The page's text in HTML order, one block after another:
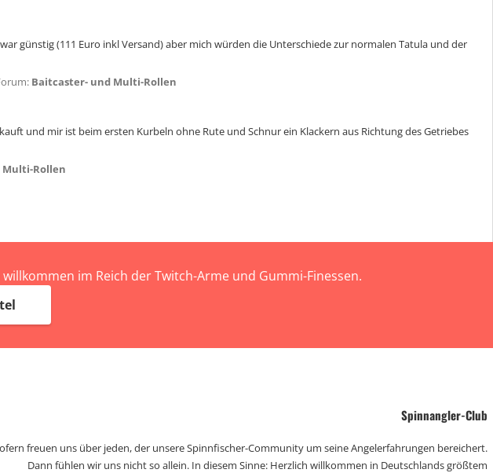
günstig (111 Euro inkl Versand) aber mich würden die Unterschiede zur normalen Tatula und der
Baitcaster- und Multi-Rollen
und mir ist beim ersten Kurbeln ohne Rute und Schnur ein Klackern aus Richtung des Getriebes
Rollen
im Reich der Twitch-Arme und Gummi-Finessen.
Spinnangler-Club
freuen uns über jeden, der unsere Spinnfischer-Community um seine Angelerfahrungen bereichert.
Dann fühlen wir uns nicht so allein. In diesem Sinne: Herzlich willkommen in Deutschlands größtem